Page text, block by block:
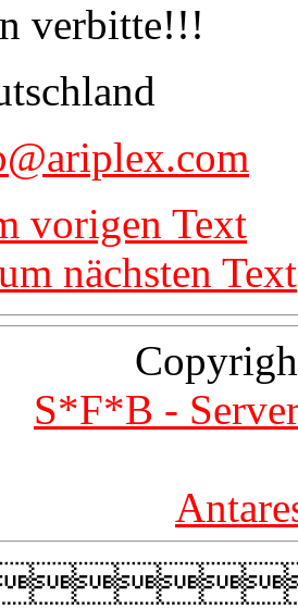
verbitte!!!
vorigen Text
nächsten Text
S*F*B -